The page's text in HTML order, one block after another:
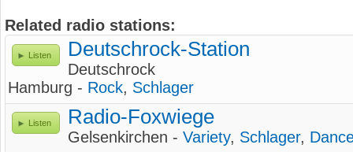
Related radio stations:
Listen Deutschrock-Station
Deutschrock
Hamburg - Rock, Schlager
Listen Radio-Foxwiege
Gelsenkirchen - Variety, Schlager,